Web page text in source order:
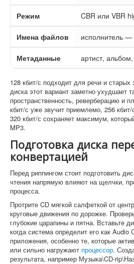
Режим CBR или VBR
Имена файлов исполнитель
Метаданные артист,
128 кбит/с подходит для речи и
диска этот вариант заметно ухудшает
пространственность, реверберацию и
кбит/с уже звучит приемлемо, 256
320 кбит/с сохраняет максимум,
MP3.
Подготовка диска
конвертацией
Перед риппингом стоит подготовить
чтения напрямую влияют на щелчки,
процесса.
Протрите CD мягкой салфеткой от
круговые движения по дорожке.
глубокие царапины и пятна. Вставьте
когда система определит его как Audio
приложения, особенно те, которые
или сильно нагружают процессор.
результата, например Музыка\CD-